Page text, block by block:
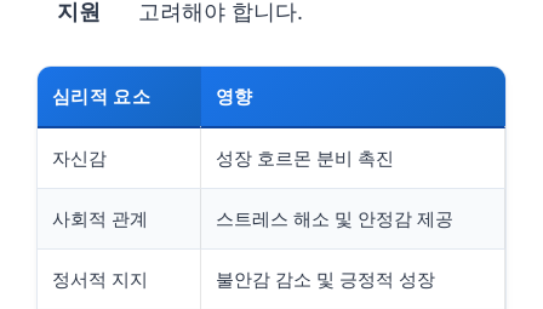
지원
고려해야 합니다.
심리적 요소 영향
자신감 성장 호르몬 분비 촉진
사회적 관계 스트레스 해소 및 안정감 제공
정서적 지지 불안감 감소 및 긍정적 성장